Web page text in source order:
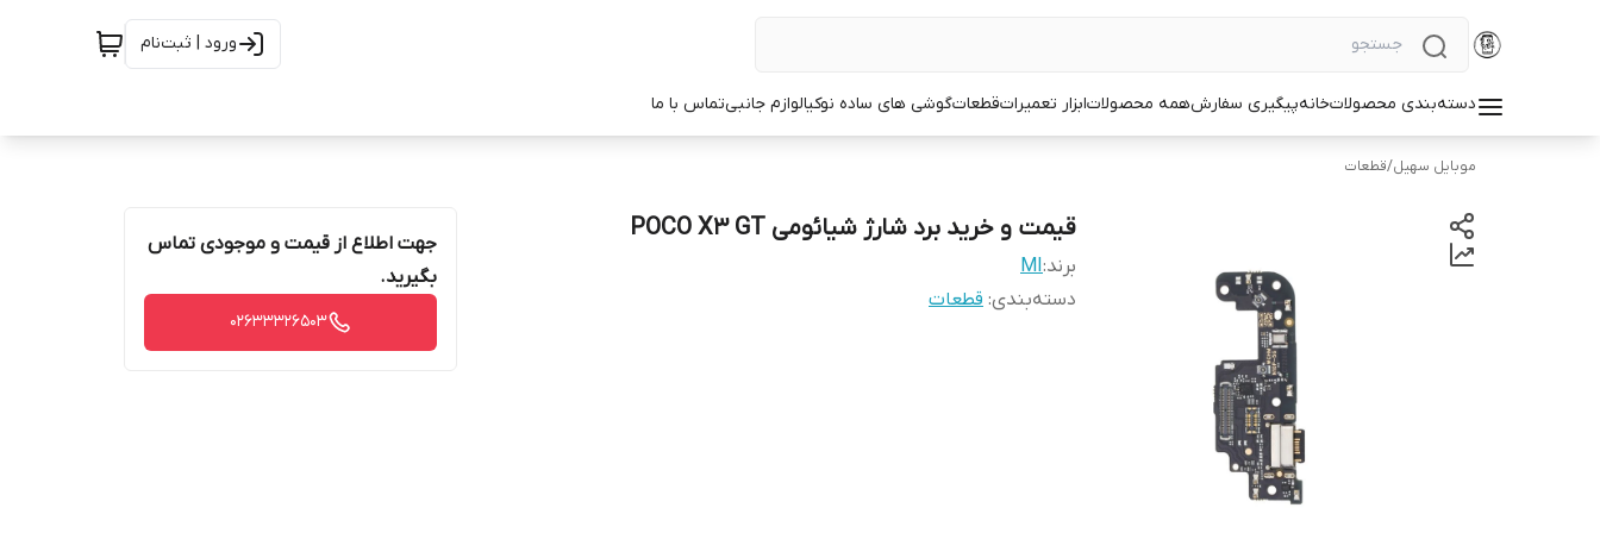
ورود | ثبت‌نام
دسته‌بندی محصولاتخانهپیگیری سفارشهمه محصولاتابزار تعمیراتقطعاتگوشی های ساده نوکیالوازم جانبیتماس با ما
موبایل سهیل/قطعات
قیمت و خرید برد شارژ شیائومی POCO X3 GT
برند:MI
دسته‌بندی: قطعات
جهت اطلاع از قیمت و موجودی تماس
بگیرید.
02633326503